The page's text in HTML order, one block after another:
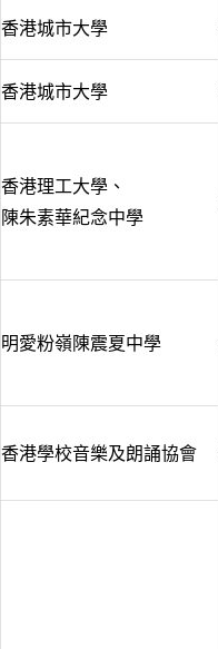
香港城市大學
香港城市大學
香港理工大學、
陳朱素華紀念中學
明愛粉嶺陳震夏中學
香港學校音樂及朗誦協​會